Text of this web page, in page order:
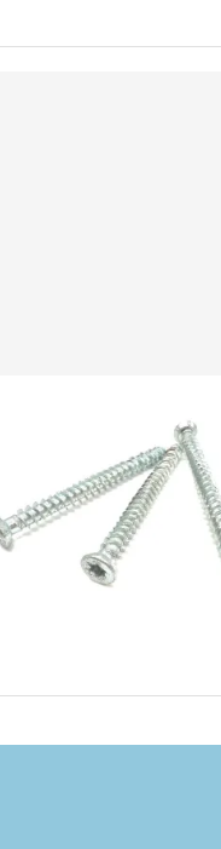
csavar 7,5x182
Ft / doboz
/ darab
Kosárba